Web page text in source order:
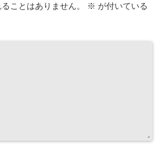
ことはありません。 ※ が付いている